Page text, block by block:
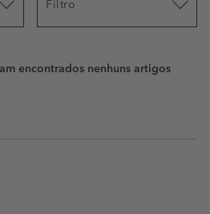
Filtro
encontrados nenhuns artigos